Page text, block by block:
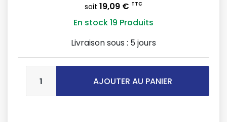
soit 19,09 € TTC
En stock19 Produits
Livraison sous : 5 jours
AJOUTER AU PANIER